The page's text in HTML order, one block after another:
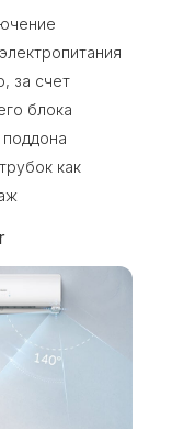
за счет
блока
как